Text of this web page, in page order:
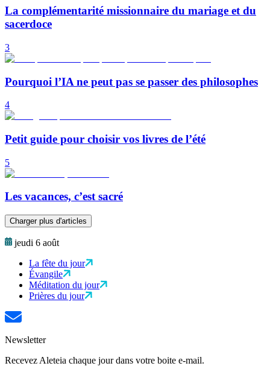
La complémentarité missionnaire du mariage et du
sacerdoce
3
Pourquoi l’IA ne peut pas se passer des philosophes
4
Petit guide pour choisir vos livres de l’été
5
Les vacances, c’est sacré
Charger plus d'articles
jeudi 6 août
La fête du jour
Évangile
Méditation du jour
Prières du jour
Newsletter
Recevez Aleteia chaque jour dans votre boite e-mail.